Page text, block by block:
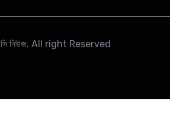
সি নিউজ. All right Reserved